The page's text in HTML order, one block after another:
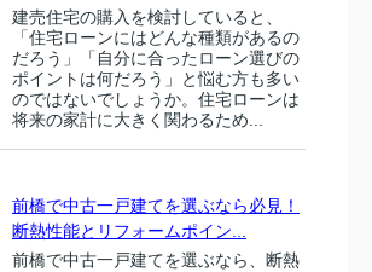
建売住宅の購入を検討していると、
「住宅ローンにはどんな種類があるの
だろう」「自分に合ったローン選びの
ポイントは何だろう」と悩む方も多い
のではないでしょうか。住宅ローンは
将来の家計に大きく関わるため...
前橋で中古一戸建てを選ぶなら必見！
断熱性能とリフォームポイン...
前橋で中古一戸建てを選ぶなら、断熱